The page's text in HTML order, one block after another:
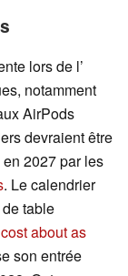
lors de l’
notamment
AirPods
devraient être
2027 par les
. Le calendrier
table
about as
son entrée